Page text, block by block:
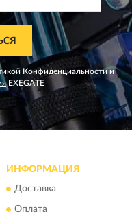
Конфиденциальности и
EXEGATE
ИНФОРМАЦИЯ
Доставка
Оплата